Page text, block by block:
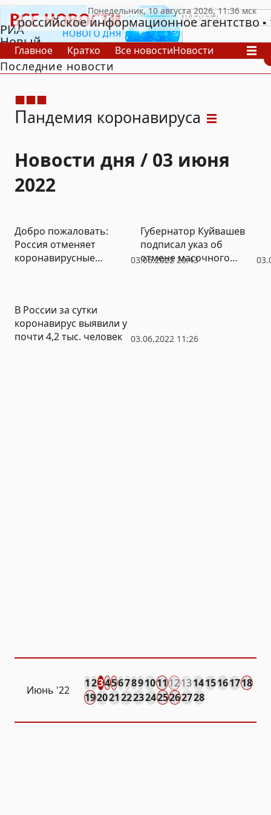
РИА
Новый
День
российское информационное агентство
Главное Кратко Все новостиНовости
В России
В мире
Последние новости
Пандемия коронавируса
Новости дня / 03 июня
2022
03.06.2022 20:43
Добро пожаловать:
Россия отменяет
коронавирусные
Губернатор Куйвашев
подписал указ об
отмене масочного
03.06.2022 11:26
В России за сутки
коронавирус выявили у
почти 4,2 тыс. человек
Июнь '22
123456789101112131415161718
19202122232425262728